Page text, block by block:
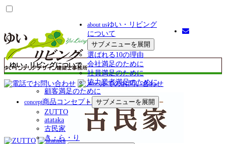
about usゆい・リビング
について
サブメニューを展開
選ばれる10の理由
会社満足のために
社員満足のために
協力業者満足のために
顧客満足のために
concept商品コンセプト
サブメニューを展開
ZUTTO
atataka
古民家
き・ら・り
ゆい・リビングについて